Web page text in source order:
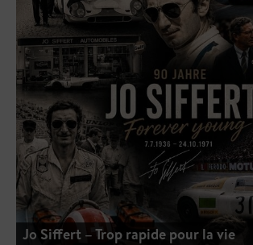
Jo Siffert – Trop rapide pour la vie